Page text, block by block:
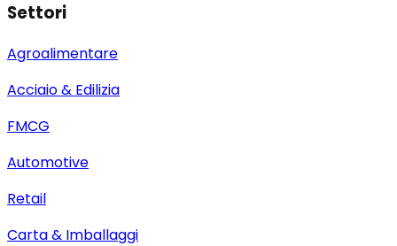
Settori
Agroalimentare
Acciaio & Edilizia
FMCG
Automotive
Retail
Carta & Imballaggi